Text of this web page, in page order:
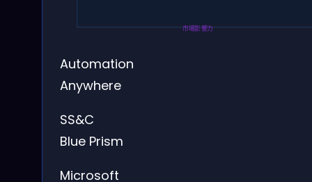
市場影響力
Automation
Anywhere
SS&C
Blue Prism
Microsoft